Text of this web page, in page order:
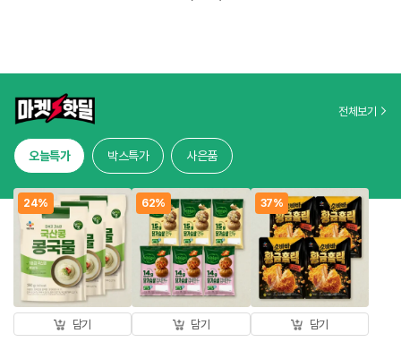
전체보기
오늘특가 박스특가 사은품
24%
담기
62%
담기
37%
담기